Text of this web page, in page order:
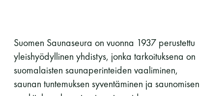
-Kuukauden ensimmäinen lauantai on on
jaettu lauantai
Suomen Saunaseura on vuonna 1937 perustettu
yleishyödyllinen yhdistys, jonka tarkoituksena on
suomalaisten saunaperinteiden vaaliminen,
saunan tuntemuksen syventäminen ja saunomisen